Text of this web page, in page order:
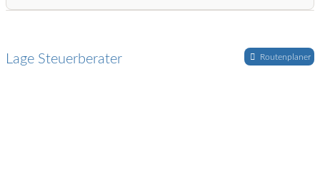
Lage Steuerberater Routenplaner